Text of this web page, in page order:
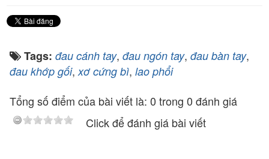
Tags: đau cánh tay, đau ngón tay, đau bàn tay,
đau khớp gối, xơ cứng bì, lao phổi
Tổng số điểm của bài viết là: 0 trong 0 đánh giá
Click để đánh giá bài viết